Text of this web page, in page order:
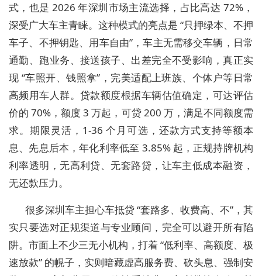
式，也是 2026 年深圳市场主流选择，占比高达 72%，
深受广大车主青睐。这种模式的亮点是 “只押绿本、不押
车子、不押钥匙、用车自由”，车主无需移交车辆，日常
通勤、跑业务、接送孩子、出差完全不受影响，真正实
现 “车照开、钱照拿”，完美适配上班族、个体户等日常
高频用车人群。贷款额度根据车辆估值确定，可达评估
价的 70%，额度 3 万起，可贷 200 万，满足不同额度需
求。期限灵活，1-36 个月可选，还款方式支持等额本
息、先息后本，年化利率低至 3.85% 起，正规持牌机构
利率透明，无高利贷、无套路贷，让车主低成本融资，
无还款压力。
很多深圳车主担心车抵贷 “套路多、收费高、不”，其
实只要选对正规渠道与专业顾问，完全可以避开所有陷
阱。市面上不少三无小机构，打着 “低利率、高额度、极
速放款” 的幌子，实则暗藏虚高服务费、砍头息、强制安